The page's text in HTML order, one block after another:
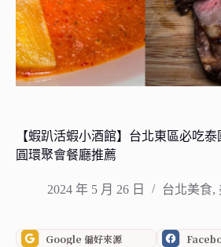
【蝦趴活蝦小酒館】台北東區必吃
圓環聚會餐廳推薦
2024 年 5 月 26 日 台北美食,
Google 偏好來源